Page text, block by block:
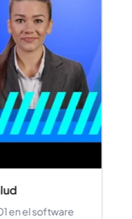
en el software